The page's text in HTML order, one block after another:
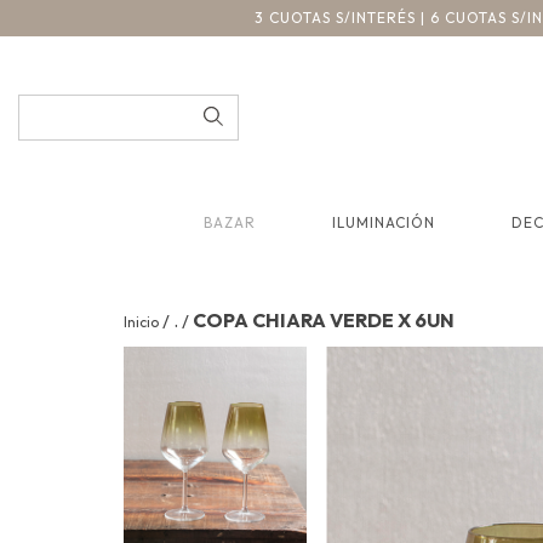
3 CUOTAS S/INTERÉS | 6 CUOTAS S/
BAZAR ILUMINACIÓN
Inicio / . / COPA CHIARA VERDE X 6UN